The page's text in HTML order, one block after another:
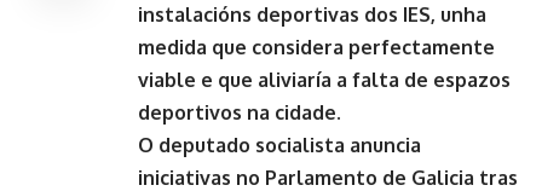
instalacións deportivas dos IES, unha
medida que considera perfectamente
viable e que aliviaría a falta de espazos
deportivos na cidade.
O deputado socialista anuncia
iniciativas no Parlamento de Galicia tras